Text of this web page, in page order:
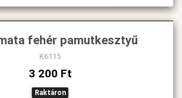
fehér pamutkesztyű
K6115
3 200 Ft
Raktáron